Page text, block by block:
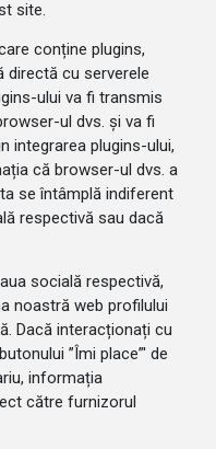
site.
conține plugins,
directă cu serverele
ului va fi transmis
ul dvs. și va fi
integrarea plugins-ului,
că browser-ul dvs. a
se întâmplă indiferent
respectivă sau dacă
socială respectivă,
noastră web profilului
Dacă interacționați cu
”Îmi place”' de
informația
către furnizorul